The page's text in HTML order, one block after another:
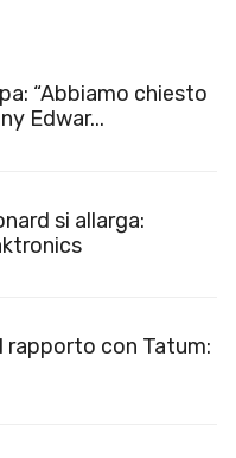
“Abbiamo chiesto
Edwar...
si allarga:
rapporto con Tatum: